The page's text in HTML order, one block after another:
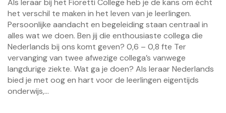
Als leraar bij het Fioretti College heb je de kans om écht
het verschil te maken in het leven van je leerlingen.
Persoonlijke aandacht en begeleiding staan centraal in
alles wat we doen. Ben jij die enthousiaste collega die
Nederlands bij ons komt geven? 0,6 – 0,8 fte Ter
vervanging van twee afwezige collega’s vanwege
langdurige ziekte. Wat ga je doen? Als leraar Nederlands
bied je met oog en hart voor de leerlingen eigentijds
onderwijs,...